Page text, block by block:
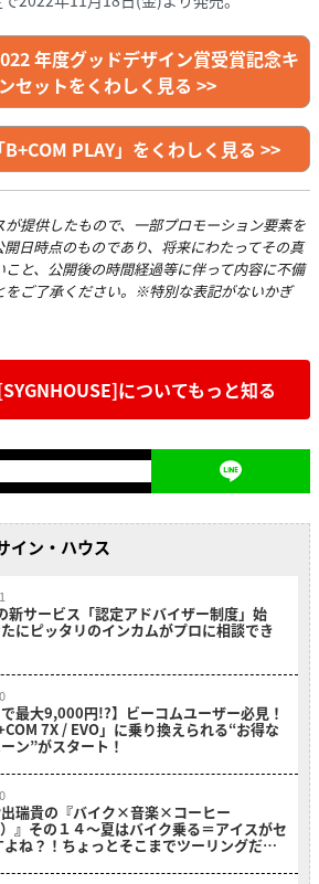
年度グッドデザイン賞受賞記念キ
セットをくわしく見る >>
PLAY」をくわしく見る >>
提供したもので、一部プロモーション要素を
日時点のものであり、将来にわたってその真
と、公開後の時間経過等に伴って内容に不備
をご了承ください。※特別な表記がないかぎ
についてもっと知る
イン・ハウス
新サービス「認定アドバイザー制度」始
にピッタリのインカムがプロに相談でき
で最大9,000円!?】ビーコムユーザー必見！
7X / EVO」に乗り換えられる“お得な
ン”がスタート！
瑞貴の『バイク×音楽×コーヒー
』その１４〜夏はバイク乗る＝アイスがセ
よね？！ちょっとそこまでツーリングだ